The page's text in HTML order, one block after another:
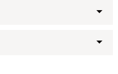
łączą nowoczesny styl z